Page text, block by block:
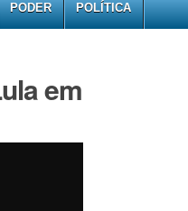
PODER POLÍTICA
em